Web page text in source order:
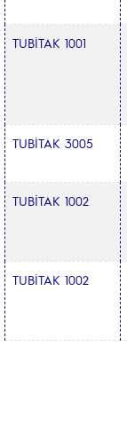
TUBİTAK 1001
TUBİTAK 3005
TUBİTAK 1002
TUBİTAK 1002